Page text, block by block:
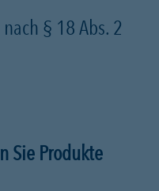
§ 18 Abs. 2
Sie Produkte